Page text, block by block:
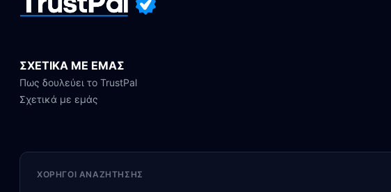
ΣΧΕΤΙΚΑ ΜΕ ΕΜΑΣ
Πως δουλεύει το TrustPal
Σχετικά με εμάς
ΧΟΡΗΓΟΊ ΑΝΑΖΉΤΗΣΗΣ